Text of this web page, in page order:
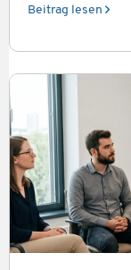
Beitrag lesen